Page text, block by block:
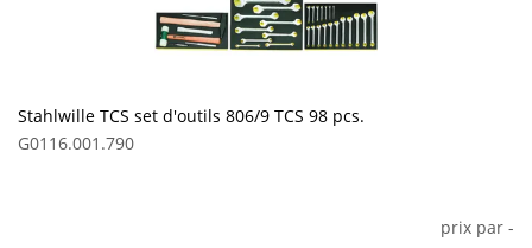
Stahlwille TCS set d'outils 806/9 TCS 98 pcs.
G0116.001.790
prix par -